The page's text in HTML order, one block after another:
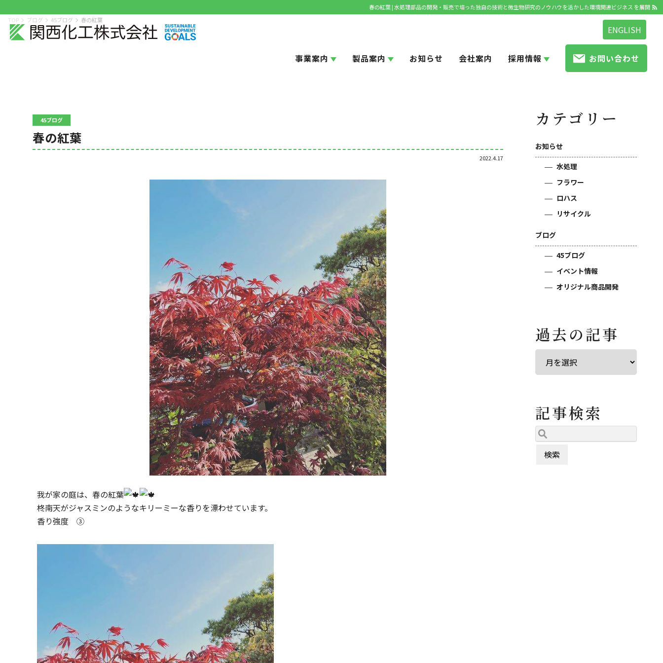
春の紅葉 | 水処理部品の開発・販売で培った独自の技術と微生物研究のノウハウを活かした環境関連ビジネス を展開
ENGLISH
事業案内 製品案内 お知らせ 会社案内 採用情報 お問い合わせ
TOP ブログ 45ブログ 春の紅葉
45ブログ
春の紅葉
2022.4.17
我が家の庭は、春の紅葉
柊南天がジャスミンのようなキリーミーな香りを漂わせています。
香り強度 ③
カテゴリー
お知らせ
水処理
フラワー
ロハス
リサイクル
ブログ
45ブログ
イベント情報
オリジナル商品開発
過去の記事
記事検索